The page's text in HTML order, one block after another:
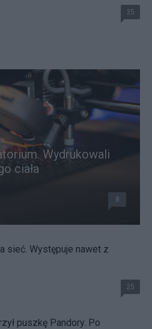
35
Wydrukowali
ciała
8
sieć. Występuje nawet z
25
puszkę Pandory. Po